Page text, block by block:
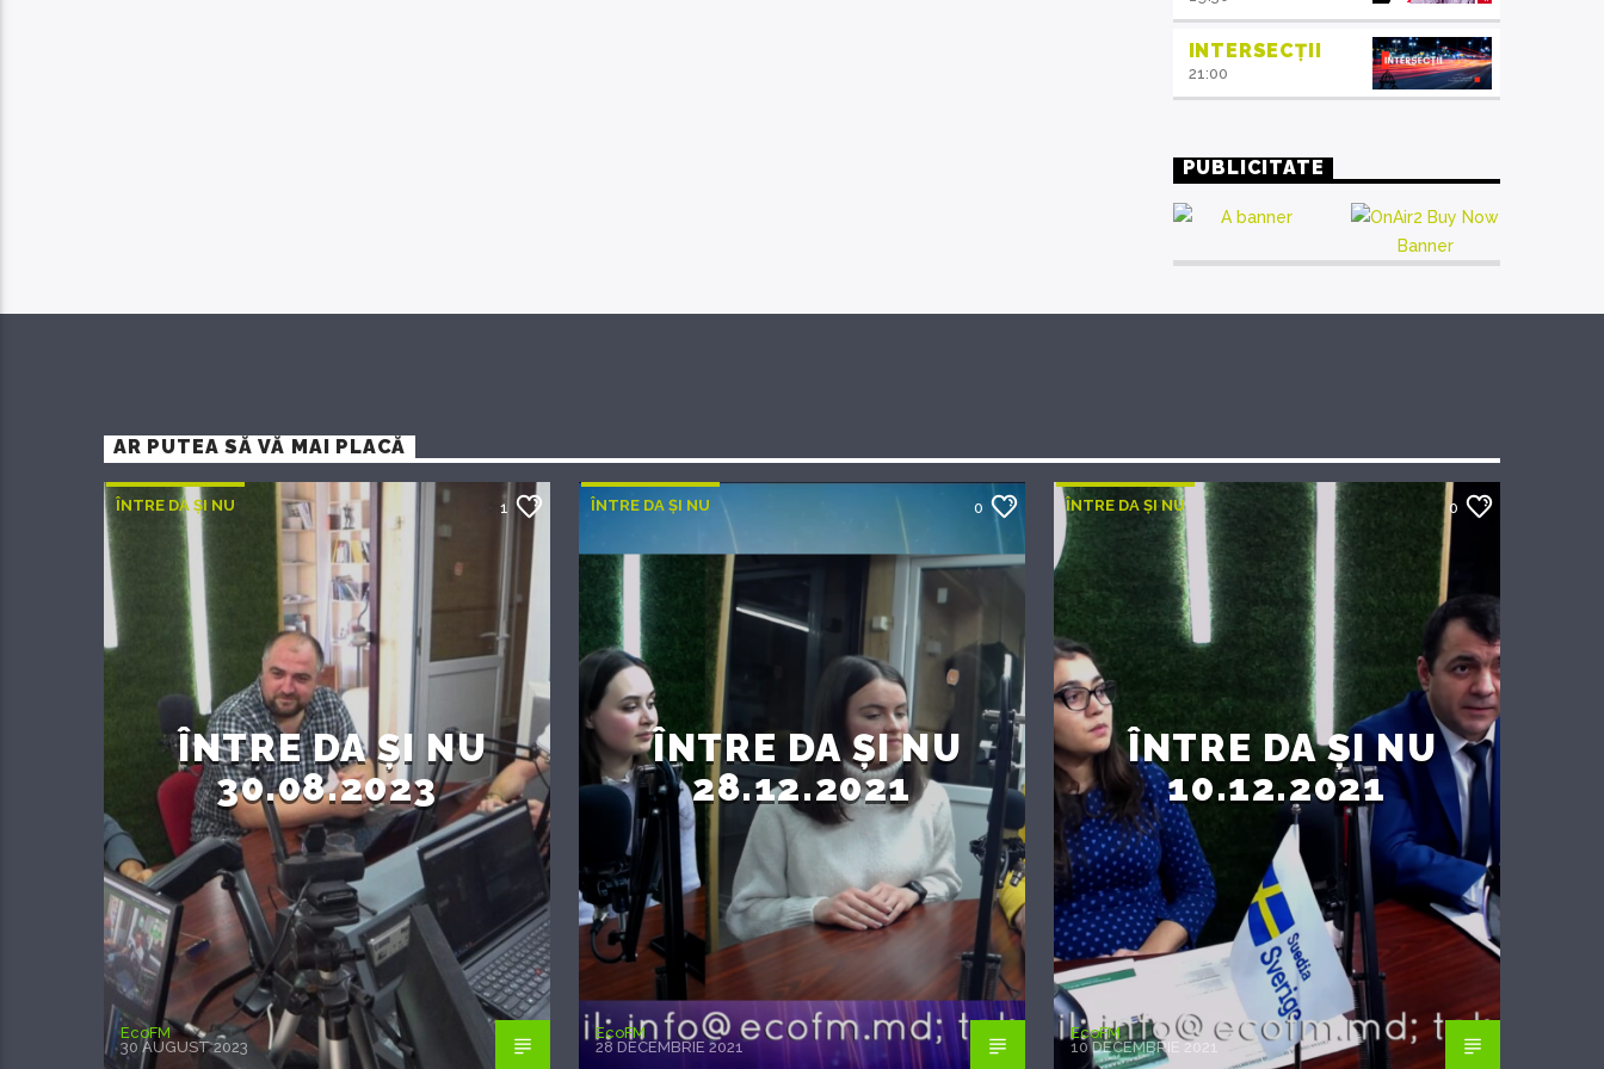
INTERSECȚII
21:00
PUBLICITATE
AR PUTEA SĂ VĂ MAI PLACĂ
ÎNTRE DA ȘI NU 1
ÎNTRE DA ȘI NU
30.08.2023
EcoFM
30 AUGUST 2023
ÎNTRE DA ȘI NU 0
ÎNTRE DA ȘI NU
28.12.2021
EcoFM
28 DECEMBRIE 2021
ÎNTRE DA ȘI NU 0
ÎNTRE DA ȘI NU
10.12.2021
EcoFM
10 DECEMBRIE 2021